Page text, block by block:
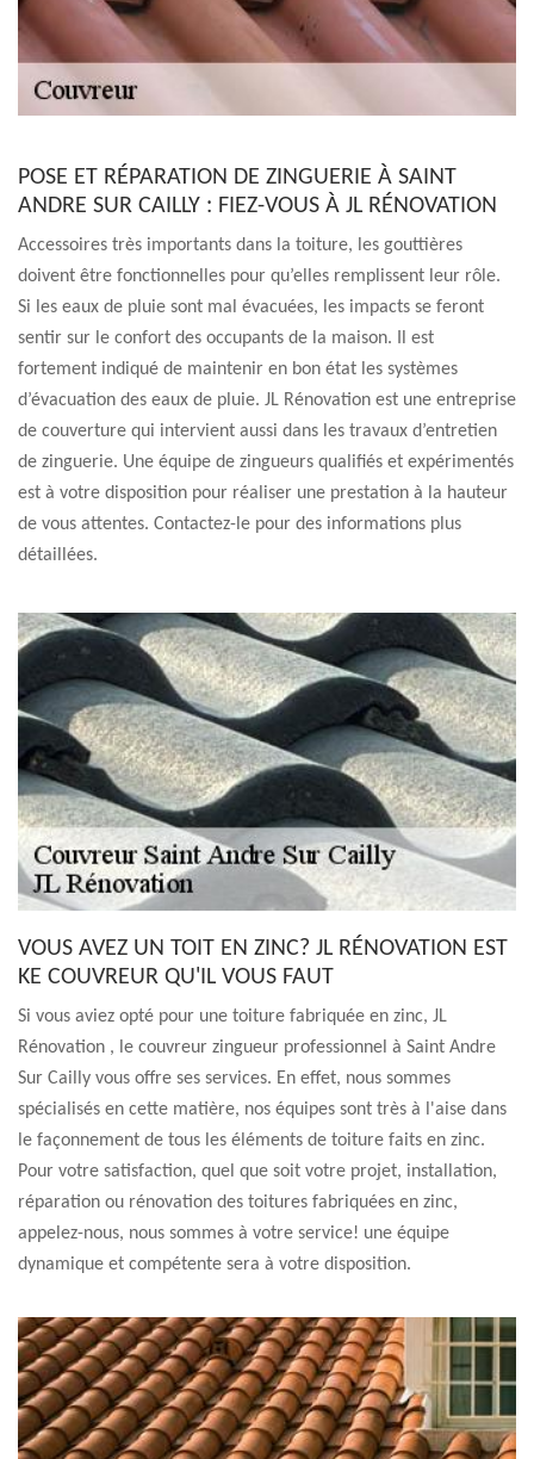
POSE ET RÉPARATION DE ZINGUERIE À SAINT
ANDRE SUR CAILLY : FIEZ-VOUS À JL RÉNOVATION
Accessoires très importants dans la toiture, les gouttières
doivent être fonctionnelles pour qu’elles remplissent leur rôle.
Si les eaux de pluie sont mal évacuées, les impacts se feront
sentir sur le confort des occupants de la maison. Il est
fortement indiqué de maintenir en bon état les systèmes
d’évacuation des eaux de pluie. JL Rénovation est une entreprise
de couverture qui intervient aussi dans les travaux d’entretien
de zinguerie. Une équipe de zingueurs qualifiés et expérimentés
est à votre disposition pour réaliser une prestation à la hauteur
de vous attentes. Contactez-le pour des informations plus
détaillées.
VOUS AVEZ UN TOIT EN ZINC? JL RÉNOVATION EST
KE COUVREUR QU'IL VOUS FAUT
Si vous aviez opté pour une toiture fabriquée en zinc, JL
Rénovation , le couvreur zingueur professionnel à Saint Andre
Sur Cailly vous offre ses services. En effet, nous sommes
spécialisés en cette matière, nos équipes sont très à l'aise dans
le façonnement de tous les éléments de toiture faits en zinc.
Pour votre satisfaction, quel que soit votre projet, installation,
réparation ou rénovation des toitures fabriquées en zinc,
appelez-nous, nous sommes à votre service! une équipe
dynamique et compétente sera à votre disposition.